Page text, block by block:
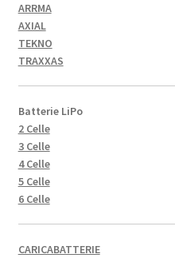
ARRMA
AXIAL
TEKNO
TRAXXAS
Batterie LiPo
2 Celle
3 Celle
4 Celle
5 Celle
6 Celle
CARICABATTERIE